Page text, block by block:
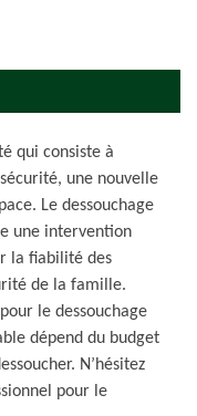
qui consiste à
une nouvelle
Le dessouchage
une intervention
la fiabilité des
de la famille.
le dessouchage
dépend du budget
N’hésitez
pour le